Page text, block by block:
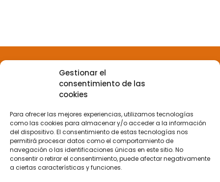
Gestionar el
consentimiento de las
cookies
Para ofrecer las mejores experiencias, utilizamos tecnologías
como las cookies para almacenar y/o acceder a la información
del dispositivo. El consentimiento de estas tecnologías nos
permitirá procesar datos como el comportamiento de
navegación o las identificaciones únicas en este sitio. No
consentir o retirar el consentimiento, puede afectar negativamente
a ciertas características y funciones.
Política de privacidad
Política de Cookies